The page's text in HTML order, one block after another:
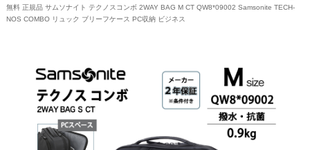
無料 正規品 サムソナイト テクノスコンボ 2WAY BAG M CT QW8*09002 Samsonite TECH-
NOS COMBO リュック ブリーフケース PC収納 ビジネス